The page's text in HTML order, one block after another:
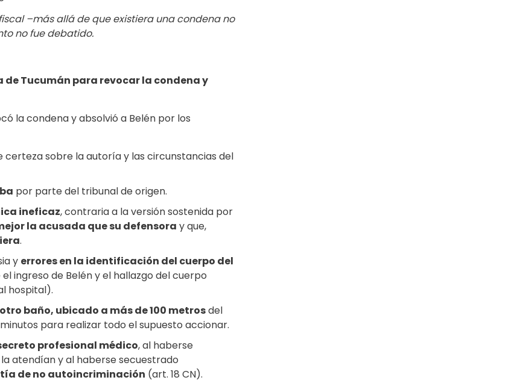
–más allá de que existiera una condena no
no fue debatido.
de Tucumán para revocar la condena y
la condena y absolvió a Belén por los
certeza sobre la autoría y las circunstancias del
por parte del tribunal de origen.
ineficaz, contraria a la versión sostenida por
la acusada que su defensora y que,
.
y errores en la identificación del cuerpo del
ingreso de Belén y el hallazgo del cuerpo
hospital).
otro baño, ubicado a más de 100 metrosdel
para realizar todo el supuesto accionar.
profesional médico, al haberse
atendían y al haberse secuestrado
de no autoincriminación (art. 18 CN).